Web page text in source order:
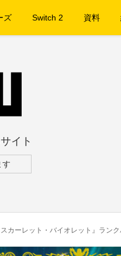
ズ Switch 2 資料
イト
す
ーレット・バイオレット』ランクバトル